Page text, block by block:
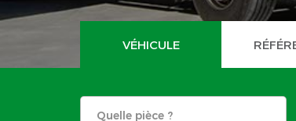
VÉHICULE